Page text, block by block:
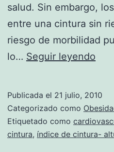
salud. Sin embargo,
entre una cintura sin
riesgo de morbilidad
lo… Seguir leyendo
otra
Publicada el 21 julio, 2010
Categorizado como
Etiquetado como
cintura, índice de cintura-